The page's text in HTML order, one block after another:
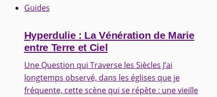
Guides
Hyperdulie : La Vénération de Marie
entre Terre et Ciel
Une Question qui Traverse les Siècles J’ai
longtemps observé, dans les églises que je
fréquente, cette scène qui se répète : une vieille